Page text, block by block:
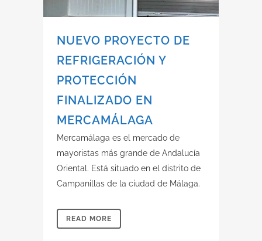
NUEVO PROYECTO DE
REFRIGERACIÓN Y
PROTECCIÓN
FINALIZADO EN
MERCAMÁLAGA
Mercamálaga es el mercado de
mayoristas más grande de Andalucía
Oriental. Está situado en el distrito de
Campanillas de la ciudad de Málaga.
READ MORE